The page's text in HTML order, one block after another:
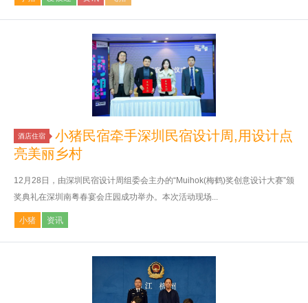
酒店住宿
小猪民宿牵手深圳民宿设计周,用设计点
亮美丽乡村
12月28日，由深圳民宿设计周组委会主办的“Muihok(梅鹤)奖创意设计大赛”颁
奖典礼在深圳南粤春宴会庄园成功举办。本次活动现场...
小猪 资讯